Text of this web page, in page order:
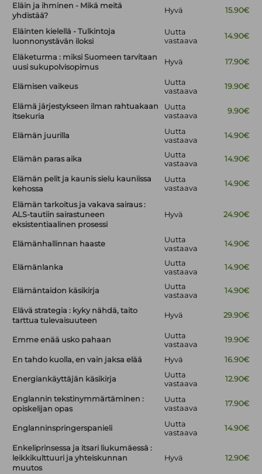
Eläin ja ihminen - Mikä meitä
yhdistää?
Hyvä 15.90€
Eläinten kielellä - Tulkintoja
luonnonystävän iloksi
Uutta
vastaava
14.90€
Eläketurma : miksi Suomeen tarvitaan
uusi sukupolvisopimus
Hyvä 17.90€
Elämisen vaikeus
Uutta
vastaava
19.90€
Elämä järjestykseen ilman rahtuakaan
itsekuria
Uutta
vastaava
9.90€
Elämän juurilla
Uutta
vastaava
14.90€
Elämän paras aika
Uutta
vastaava
14.90€
Elämän pelit ja kaunis sielu kauniissa
kehossa
Uutta
vastaava
14.90€
Elämän tarkoitus ja vakava sairaus :
ALS-tautiin sairastuneen
eksistentiaalinen prosessi
Hyvä 24.90€
Elämänhallinnan haaste
Uutta
vastaava
14.90€
Elämänlanka
Uutta
vastaava
14.90€
Elämäntaidon käsikirja
Uutta
vastaava
14.90€
Elävä strategia : kyky nähdä, taito
tarttua tulevaisuuteen
Hyvä 29.90€
Emme enää usko pahaan
Uutta
vastaava
19.90€
En tahdo kuolla, en vain jaksa elää Hyvä 16.90€
Energiankäyttäjän käsikirja
Uutta
vastaava
12.90€
Englannin tekstinymmärtäminen :
opiskelijan opas
Uutta
vastaava
17.90€
Englanninspringerspanieli
Uutta
vastaava
14.90€
Enkeliprinsessa ja itsari liukumäessä :
leikkikulttuuri ja yhteiskunnan
muutos
Hyvä 12.90€